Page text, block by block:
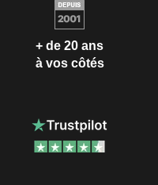
+ de 20 ans
à vos côtés